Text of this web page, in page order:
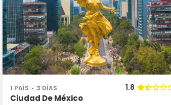
1 PAÍS 3 DÍAS 1.8
Ciudad De México